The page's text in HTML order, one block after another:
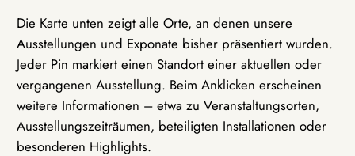
Die Karte unten zeigt alle Orte, an denen unsere
Ausstellungen und Exponate bisher präsentiert wurden.
Jeder Pin markiert einen Standort einer aktuellen oder
vergangenen Ausstellung. Beim Anklicken erscheinen
weitere Informationen – etwa zu Veranstaltungsorten,
Ausstellungszeiträumen, beteiligten Installationen oder
besonderen Highlights.